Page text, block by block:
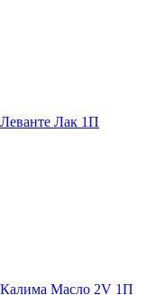
Лак 1П
Калима Масло 2V 1П